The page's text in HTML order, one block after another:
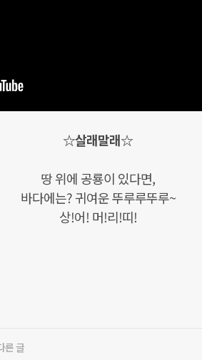
☆살래말래☆
땅 위에 공룡이 있다면,
바다에는? 귀여운 뚜루루뚜루~
상!어! 머!리!띠!
른 글